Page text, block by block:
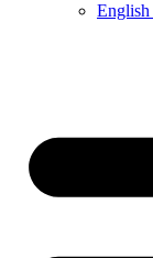
English